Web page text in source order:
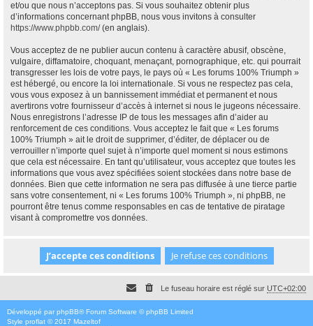
et/ou que nous n’acceptons pas. Si vous souhaitez obtenir plus
d’informations concernant phpBB, nous vous invitons à consulter
https://www.phpbb.com/(en anglais).
Vous acceptez de ne publier aucun contenu à caractère abusif, obscène,
vulgaire, diffamatoire, choquant, menaçant, pornographique, etc. qui pourrait
transgresser les lois de votre pays, le pays où « Les forums 100% Triumph »
est hébergé, ou encore la loi internationale. Si vous ne respectez pas cela,
vous vous exposez à un bannissement immédiat et permanent et nous
avertirons votre fournisseur d’accès à internet si nous le jugeons nécessaire.
Nous enregistrons l’adresse IP de tous les messages afin d’aider au
renforcement de ces conditions. Vous acceptez le fait que « Les forums
100% Triumph » ait le droit de supprimer, d’éditer, de déplacer ou de
verrouiller n’importe quel sujet à n’importe quel moment si nous estimons
que cela est nécessaire. En tant qu’utilisateur, vous acceptez que toutes les
informations que vous avez spécifiées soient stockées dans notre base de
données. Bien que cette information ne sera pas diffusée à une tierce partie
sans votre consentement, ni « Les forums 100% Triumph », ni phpBB, ne
pourront être tenus comme responsables en cas de tentative de piratage
visant à compromettre vos données.
Le fuseau horaire est réglé sur UTC+02:00
Développé par phpBB® Forum Software © phpBB Limited
Style proflat © 2017 Mazeltof